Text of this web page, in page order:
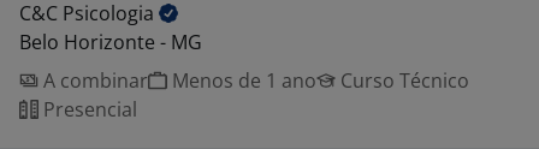
C&C Psicologia
Belo Horizonte - MG
A combinar
Menos de 1 ano
Curso Técnico
Presencial